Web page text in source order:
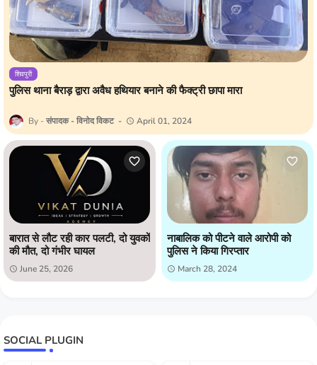
शिवपुरी
पुलिस थाना बैराड़ द्वारा अवैध हथियार बनाने की फैक्ट्री छापा मारा
संपादक - विनोद विकट April 01, 2024
बारात से लौट रही कार पलटी, दो युवकों
की मौत, दो गंभीर घायल
June 25, 2026
नाबालिक को पीटने वाले आरोपी को
पुलिस ने किया गिरप्तार
March 28, 2024
SOCIAL PLUGIN